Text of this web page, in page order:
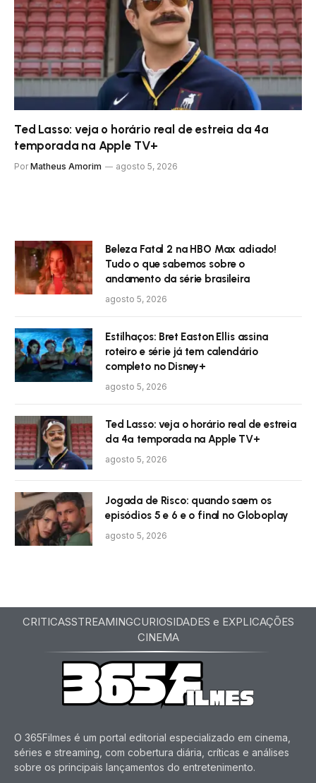
Ted Lasso: veja o horário real de estreia da 4ª
temporada na Apple TV+
Por Matheus Amorim agosto 5, 2026
Beleza Fatal 2 na HBO Max adiado!
Tudo o que sabemos sobre o
andamento da série brasileira
agosto 5, 2026
Estilhaços: Bret Easton Ellis assina
roteiro e série já tem calendário
completo no Disney+
agosto 5, 2026
Ted Lasso: veja o horário real de estreia
da 4ª temporada na Apple TV+
agosto 5, 2026
Jogada de Risco: quando saem os
episódios 5 e 6 e o final no Globoplay
agosto 5, 2026
CRITICASSTREAMINGCURIOSIDADES e EXPLICAÇÕES
CINEMA
O 365Filmes é um portal editorial especializado em cinema,
séries e streaming, com cobertura diária, críticas e análises
sobre os principais lançamentos do entretenimento.